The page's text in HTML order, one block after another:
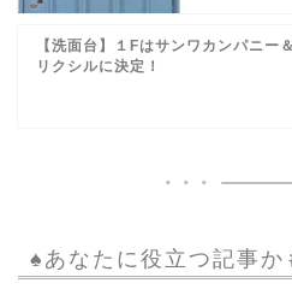
【洗面台】１Fはサンワカンパニー
リクシルに決定！
♠︎あなたに役立つ記事か